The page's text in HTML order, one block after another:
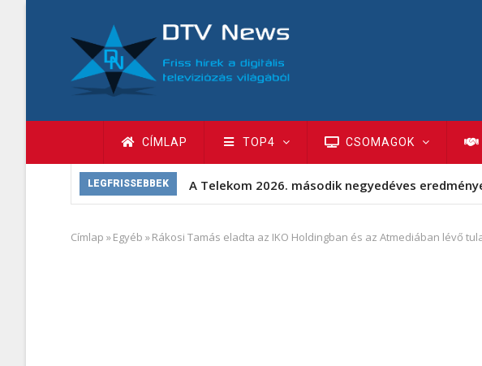
tartalomra
Fő
navigáció
CÍMLAP TOP4 CSOMAGOK
LEGFRISSEBBEK A Telekom 2026. második negyedéves
Morzsa
Címlap »Egyéb »Rákosi Tamás eladta az IKO Holdingban és az Atmediában lévő